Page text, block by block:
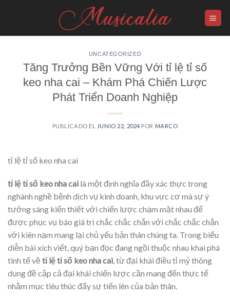
UNCATEGORIZED
Tăng Trưởng Bền Vững Với tỉ lệ tỉ số
keo nha cai – Khám Phá Chiến Lược
Phát Triển Doanh Nghiệp
PUBLICADO EL JUNIO 22, 2024 POR MARCO
tỉ lệ tỉ số keo nha cai
tỉ lệ tỉ số keo nha cai là một định nghĩa đầy xác thực trong
nghành nghề bệnh dịch vụ kinh doanh, khu vực cơ mà sự ý
tưởng sáng kiến thiết với chiến lược chạm mặt nhau để
được phục vụ báo giá trị chắc chắc chắn với chắc chắc chắn
với kiên nạm mang lại chủ yếu bản thân chúng ta. Trong biểu
diễn bài xích viết, quý bạn đọc đang ngồi thuộc nhau khai phá
tinh tế về tỉ lệ tỉ số keo nha cai, từ đại khái điều tỉ mỷ thông
dụng đề cập cả đại khái chiến lược cần mang đến thực tế
nhằm mục tiêu thúc đẩy sự tiến lên của bản thân.